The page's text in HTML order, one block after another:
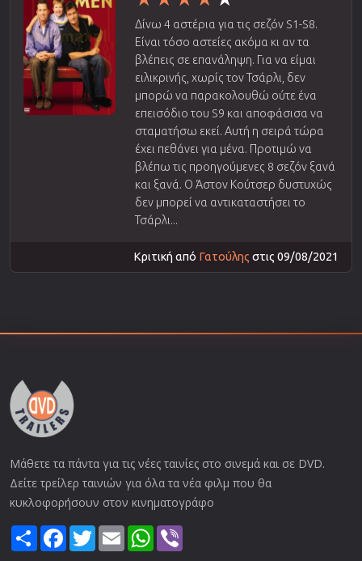
Δίνω 4 αστέρια για τις σεζόν S1-S8.
Είναι τόσο αστείες ακόμα κι αν τα
βλέπεις σε επανάληψη. Για να είμαι
ειλικρινής, χωρίς τον Τσάρλι, δεν
μπορώ να παρακολουθώ ούτε ένα
επεισόδιο του S9 και αποφάσισα να
σταματήσω εκεί. Αυτή η σειρά τώρα
έχει πεθάνει για μένα. Προτιμώ να
βλέπω τις προηγούμενες 8 σεζόν ξανά
και ξανά. Ο Άστον Κούτσερ δυστυχώς
δεν μπορεί να αντικαταστήσει το
Τσάρλι...
Κριτική από Γατούλης στις 09/08/2021
Μάθετε τα πάντα για τις νέες ταινίες στο σινεμά και σε DVD.
Δείτε τρείλερ ταινιών για όλα τα νέα φιλμ που θα
κυκλοφορήσουν στον κινηματογράφο
ShareFacebook
TwitterEmail WhatsApp